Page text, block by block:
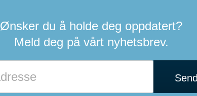
Ønsker du å holde deg oppdatert?
Meld deg på vårt nyhetsbrev.
Send